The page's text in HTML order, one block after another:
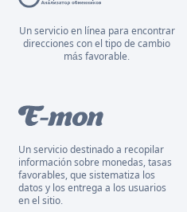
Un servicio en línea para encontrar
direcciones con el tipo de cambio
más favorable.
Un servicio destinado a recopilar
información sobre monedas, tasas
favorables, que sistematiza los
datos y los entrega a los usuarios
en el sitio.